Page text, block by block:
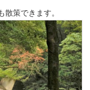
散策できます。